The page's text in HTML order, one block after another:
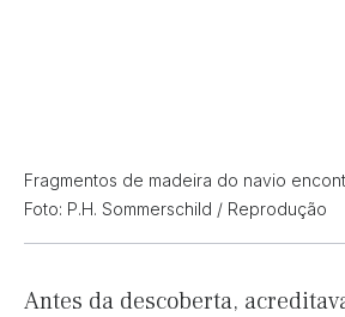
Fragmentos de madeira do navio
Foto: P.H. Sommerschild / Reprodução
Antes da descoberta,